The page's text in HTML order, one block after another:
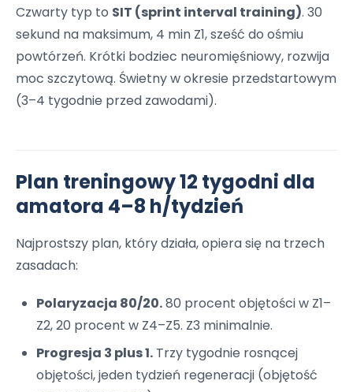
Czwarty typ to SIT (sprint interval training). 30
sekund na maksimum, 4 min Z1, sześć do ośmiu
powtórzeń. Krótki bodziec neuromięśniowy, rozwija
moc szczytową. Świetny w okresie przedstartowym
(3–4 tygodnie przed zawodami).
Plan treningowy 12 tygodni dla
amatora 4–8 h/tydzień
Najprostszy plan, który działa, opiera się na trzech
zasadach:
Polaryzacja 80/20.80 procent objętości w Z1–
Z2, 20 procent w Z4–Z5. Z3 minimalnie.
Progresja 3 plus 1.Trzy tygodnie rosnącej
objętości, jeden tydzień regeneracji (objętość